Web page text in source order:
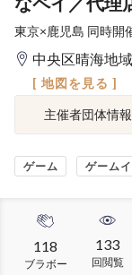
東京×鹿児島 同時開
中央区晴海地
[ 地図を見る ]
主催者団体情報
ゲーム ゲーム
118
ブラボー
133
回閲覧